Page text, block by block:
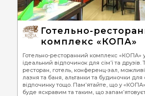
Готельно-
комплекс «КОПА»
Готельно-ресторанний комплекс «КОПА»
ідеальний відпочинок для сім’ї та друзів.
ресторан, готель, конференц-зал,
лазня та баня, альтанки та будиночки для
відпочинку тощо. Пам’ятайте, що у
буде яскравим та таким, що